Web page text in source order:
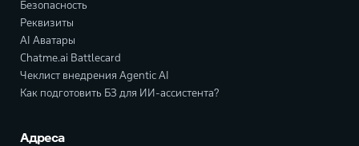
Безопасность
Реквизиты
AI Аватары
Chatme.ai Battlecard
Чеклист внедрения Agentic AI
Как подготовить БЗ для ИИ-ассистента?
Адреса